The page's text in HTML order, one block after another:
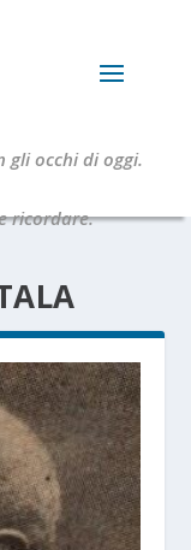
gli occhi di oggi.
ricordare.